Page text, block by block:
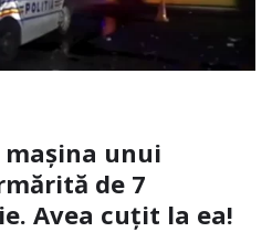
unui
de 7
Avea cuțit la ea!